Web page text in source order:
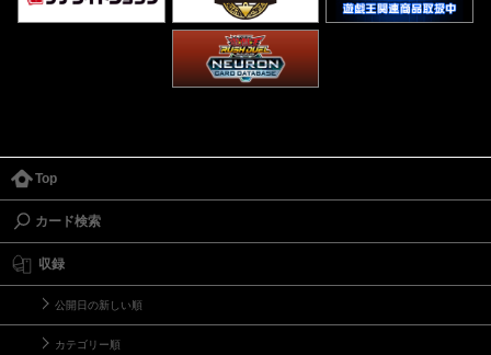
Top
カード検索
収録
公開日の新しい順
カテゴリー順